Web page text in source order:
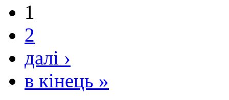
1
2
далі ›
в кінець »